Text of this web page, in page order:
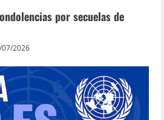
por secuelas de
2026